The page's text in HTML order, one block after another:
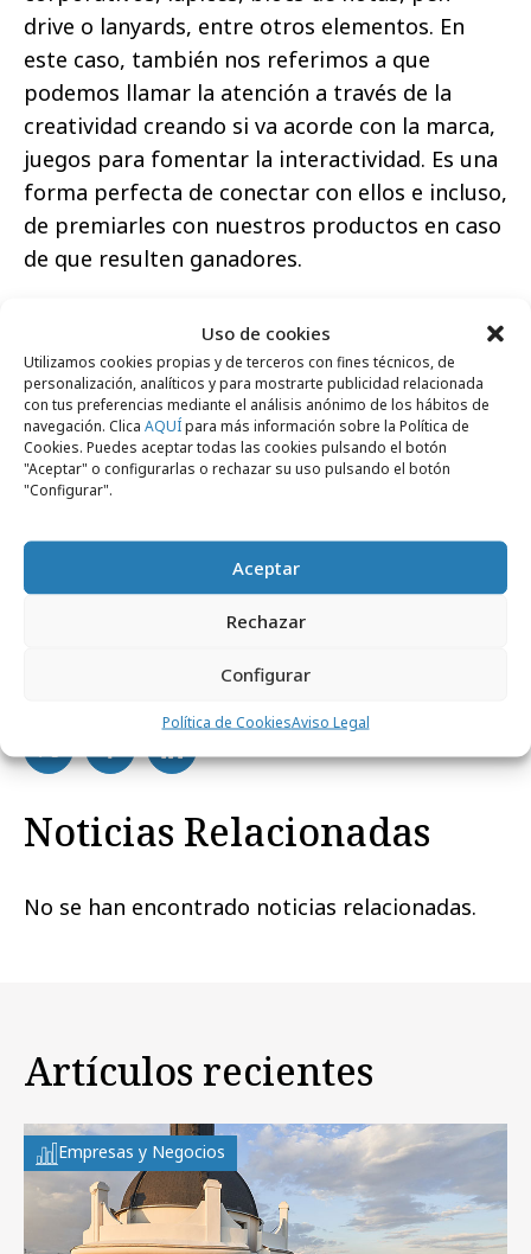
Uso de cookies
Utilizamos cookies propias y de terceros con fines técnicos, de
personalización, analíticos y para mostrarte publicidad relacionada
con tus preferencias mediante el análisis anónimo de los hábitos de
navegación. Clica AQUÍpara más información sobre la Política de
Cookies. Puedes aceptar todas las cookies pulsando el botón
"Aceptar" o configurarlas o rechazar su uso pulsando el botón
"Configurar".
Aceptar
Rechazar
Configurar
Política de CookiesAviso Legal
drive o lanyards, entre otros elementos. En
este caso, también nos referimos a que
podemos llamar la atención a través de la
creatividad creando si va acorde con la marca,
juegos para fomentar la interactividad. Es una
forma perfecta de conectar con ellos e incluso,
de premiarles con nuestros productos en caso
de que resulten ganadores.
necesario para que sea un éxito si se hacen
bien las cosas. Ahora es el momento de
observarcuáles son las ferias del sectorque
están próximas a celebrarse, analizar si es
conveniente asistir y comenzar con la
estrategia de marketing a preparar todo lo
necesario.
Noticias Relacionadas
No se han encontrado noticias relacionadas.
Artículos recientes
Empresas y Negocios